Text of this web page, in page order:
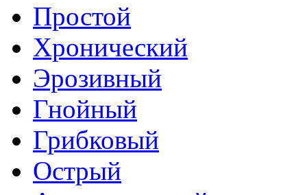
Простой
Хронический
Эрозивный
Гнойный
Грибковый
Острый